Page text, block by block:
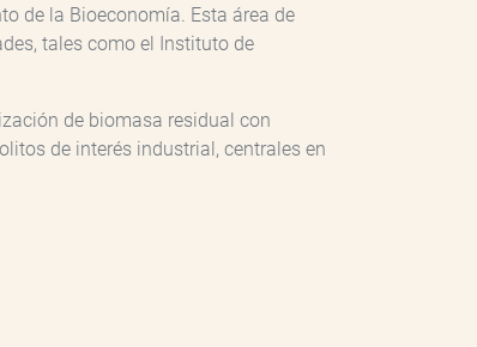
de la Bioeconomía. Esta área de
tales como el Instituto de
de biomasa residual con
de interés industrial, centrales en